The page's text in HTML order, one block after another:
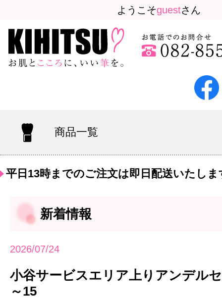
ようこそguestさん
商品一覧
平日13時までのご注文は即日配送いたしま
新着情報
2026/07/24
小谷サービスエリア上りアンデル
～15